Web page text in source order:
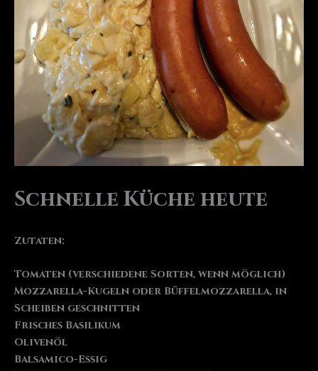
Schnelle Küche heute
Zutaten:
Tomaten (verschiedene Sorten, wenn möglich)
Mozzarella-Kugeln oder Büffelmozzarella, in
Scheiben geschnitten
Frisches Basilikum
Olivenöl
Balsamico-Essig